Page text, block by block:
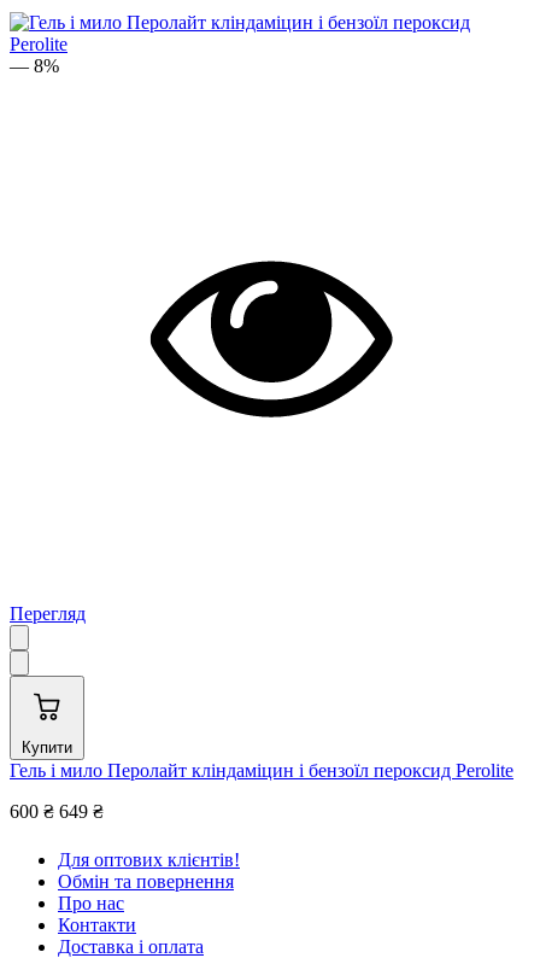
— 8%
Перегляд
Купити
Гель і мило Перолайт кліндаміцин і бензоїл пероксид Perolite
600 ₴ 649 ₴
Для оптових клієнтів!
Обмін та повернення
Про нас
Контакти
Доставка і оплата